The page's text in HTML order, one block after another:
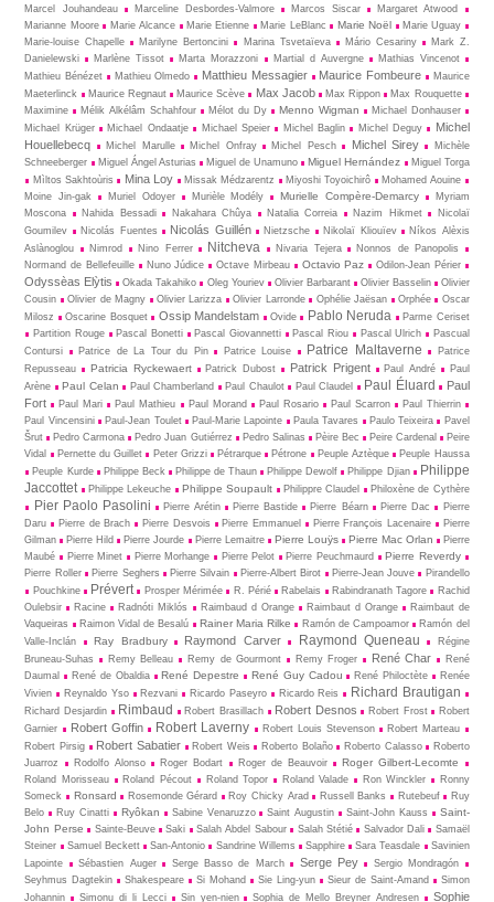
Marcel Jouhandeau
Marceline Desbordes-Valmore Marcos Siscar
Margaret Atwood
Marianne Moore
Marie Alcance Marie Etienne Marie LeBlanc Marie Noël
Marie Uguay
Marie-louise Chapelle
Marilyne Bertoncini Marina Tsvetaïeva Mário Cesariny
Mark Z.
Danielewski
Marlène Tissot Marta Morazzoni Martial d Auvergne
Mathias Vincenot
Mathieu Bénézet
Mathieu Olmedo Matthieu Messagier Maurice Fombeure
Maurice
Maeterlinck
Maurice Regnaut Maurice Scève Max Jacob Max Rippon
Max Rouquette
Maximine
Mélik Alkélâm Schahfour Mélot du Dy Menno Wigman
Michael Donhauser
Michael Krüger
Michael Ondaatje Michael Speier Michel Baglin Michel Deguy
Michel
Houellebecq
Michel Marulle Michel Onfray Michel Pesch Michel Sirey
Michèle
Schneeberger
Miguel Ángel Asturias Miguel de Unamuno Miguel Hernández
Miguel Torga
Mìltos Sakhtoùris
Mina Loy Missak Médzarentz Miyoshi Toyoichirô
Mohamed Aouine
Moine Jin-gak
Muriel Odoyer Murièle Modély Murielle Compère-Demarcy
Myriam
Moscona
Nahida Bessadi Nakahara Chûya Natalia Correia Nazim Hikmet
Nicolaï
Goumilev
Nicolás Fuentes Nicolás Guillén Nietz­sche Nikolaï Kliouïev
Níkos Alèxis
Aslànoglou
Nimrod Nino Ferrer Nitcheva Nivaria Tejera
Nonnos de Panopolis
Normand de Bellefeuille
Nuno Júdice Octave Mirbeau Octavio Paz Odilon-Jean Périer
Odyssèas Elỳtis Okada Takahiko Oleg Youriev Olivier Barbarant Olivier Basselin
Olivier
Cousin
Olivier de Magny Olivier Larizza Olivier Larronde Ophélie Jaësan Orphée
Oscar
Milosz
Oscarine Bosquet Ossip Mandelstam Ovide Pablo Neruda
Parme Ceriset
Partition Rouge
Pascal Bonetti Pascal Giovannetti Pascal Riou Pascal Ulrich
Pascual
Contursi
Patrice de La Tour du Pin Patrice Louise Patrice Maltaverne
Patrice
Repusseau
Patricia Ryckewaert Patrick Dubost Patrick Prigent Paul André
Paul
Arène
Paul Celan Paul Chamberland Paul Chaulot Paul Claudel Paul Éluard
Paul
Fort
Paul Mari Paul Mathieu Paul Morand Paul Rosario Paul Scarron
Paul Thierrin
Paul Vincensini
Paul-Jean Toulet Paul-Marie Lapointe Paula Tavares Paulo Teixeira
Pavel
Šrut
Pedro Carmona Pedro Juan Gutiérrez Pedro Salinas Pèire Bec Peire Cardenal
Peire
Vidal
Pernette du Guillet Peter Grizzi Pétrarque Pétrone Peuple Aztèque
Peuple Haussa
Peuple Kurde
Philippe Beck Philippe de Thaun Philippe Dewolf Philippe Djian
Philippe
Jaccottet
Philippe Lekeuche Philippe Soupault Philippre Claudel Philoxène de Cythère
Pier Paolo Pasolini Pierre Arétin Pierre Bastide Pierre Béarn Pierre Dac
Pierre
Daru
Pierre de Brach Pierre Desvois Pierre Emmanuel Pierre François Lacenaire
Pierre
Gilman
Pierre Hild Pierre Jourde Pierre Lemaitre Pierre Louÿs Pierre Mac Orlan
Pierre
Maubé
Pierre Minet Pierre Morhange Pierre Pelot Pierre Peuchmaurd Pierre Reverdy
Pierre Roller Pierre Seghers Pierre Silvain Pierre-Albert Birot Pierre-Jean Jouve
Pirandello
Pouchkine
Prévert Prosper Mérimée R. Périé Rabelais Rabindranath Tagore
Rachid
Oulebsir
Racine Radnóti Miklós Raimbaud d Orange Raimbaut d Orange
Raimbaut de
Vaqueiras
Raimon Vidal de Besalú Rainer Maria Rilke Ramón de Campoamor
Ramón del
Valle-Inclán
Ray Bradbury Raymond Carver Raymond Queneau
Régine
Bruneau-Suhas
Remy Belleau Remy de Gourmont Remy Froger René Char
René
Daumal
René de Obaldia René Depestre René Guy Cadou René Philoctète
Renée
Vivien
Reynaldo Yso Rezvani Ricardo Paseyro Ricardo Reis Richard Brautigan
Richard Desjardin Rimbaud Robert Brasillach Robert Desnos Robert Frost
Robert
Garnier
Robert Goffin Robert Laverny Robert Louis Stevenson
Robert Marteau
Robert Pirsig
Robert Sabatier Robert Weis Roberto Bolaño Roberto Calasso
Roberto
Juarroz
Rodolfo Alonso Roger Bodart Roger de Beauvoir Roger Gilbert-Lecomte
Roland Morisseau Roland Pécout Roland Topor Roland Valade Ron Winckler
Ronny
Someck
Ronsard Rosemonde Gérard Roy Chicky Arad Russell Banks Rutebeuf
Ruy
Belo
Ruy Cinatti Ryôkan Sabine Venaruzzo Saint Augustin Saint-John Kauss
Saint-
John Perse
Sainte-Beuve Saki Salah Abdel Sabour Salah Stétié Salvador Dali
Samaël
Steiner
Samuel Beckett San-Antonio Sandrine Willems Sapphire Sara Teasdale
Savinien
Lapointe
Sébastien Auger Serge Basso de March Serge Pey
Sergio Mondragón
Seyhmus Dagtekin
Shakespeare Si Mohand Sie Ling-yun Sieur de Saint-Amand
Simon
Johannin
Simonu di li Lecci Sin yen-nien Sophia de Mello Breyner Andresen
Sophie